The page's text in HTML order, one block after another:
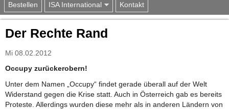
Bestellen ISA International Kontakt
Der Rechte Rand
Mi 08.02.2012
Occupy zurückerobern!
Unter dem Namen „Occupy“ findet gerade überall auf der Welt
Widerstand gegen die Krise statt. Auch in Österreich gab es bereits
Proteste. Allerdings wurden diese mehr als in anderen Ländern von